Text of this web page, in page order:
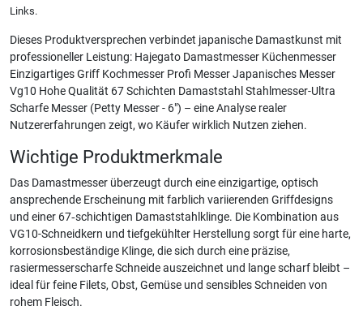
Links.
Dieses Produktversprechen verbindet japanische Damastkunst mit
professioneller Leistung: Hajegato Damastmesser Küchenmesser
Einzigartiges Griff Kochmesser Profi Messer Japanisches Messer
Vg10 Hohe Qualität 67 Schichten Damaststahl Stahlmesser-Ultra
Scharfe Messer (Petty Messer - 6") – eine Analyse realer
Nutzererfahrungen zeigt, wo Käufer wirklich Nutzen ziehen.
Wichtige Produktmerkmale
Das Damastmesser überzeugt durch eine einzigartige, optisch
ansprechende Erscheinung mit farblich variierenden Griffdesigns
und einer 67‑schichtigen Damaststahlklinge. Die Kombination aus
VG10-Schneidkern und tiefgekühlter Herstellung sorgt für eine harte,
korrosionsbeständige Klinge, die sich durch eine präzise,
rasiermesserscharfe Schneide auszeichnet und lange scharf bleibt –
ideal für feine Filets, Obst, Gemüse und sensibles Schneiden von
rohem Fleisch.